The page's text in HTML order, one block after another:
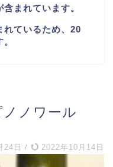
まれています。
れているため、20
ノノワール
24日 / 2022年10月14日